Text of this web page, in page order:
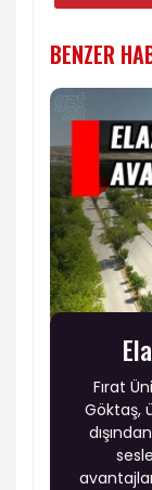
BENZER
Fırat
Göktaş,